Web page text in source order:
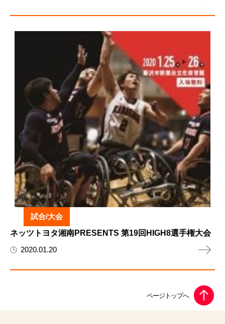
試合/大会
ネッツトヨタ湘南PRESENTS 第19回HIGH8選手権大会
2020.01.20